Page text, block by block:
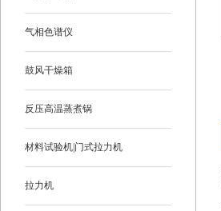
气相色谱仪
鼓风干燥箱
反压高温蒸煮锅
材料试验机|门式拉力机
拉力机